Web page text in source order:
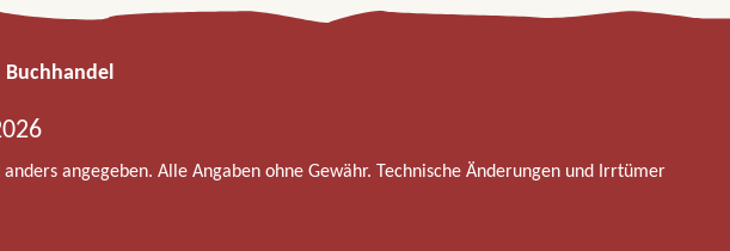
Buchhandel
angegeben. Alle Angaben ohne Gewähr. Technische Änderungen und Irrtümer